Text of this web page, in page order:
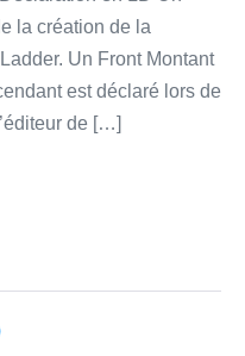
la création de la
Un Front Montant
est déclaré lors de
de […]